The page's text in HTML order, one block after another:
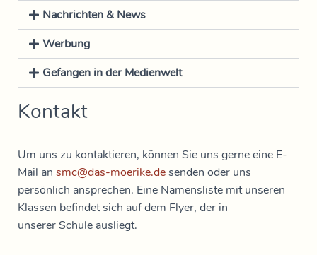
Nachrichten & News
Werbung
Gefangen in der Medienwelt
Kontakt
Um uns zu kontaktieren, können Sie uns gerne eine E-
Mail an smc@das-moerike.desenden oder uns
persönlich ansprechen. Eine Namensliste mit unseren
Klassen befindet sich auf dem Flyer, der in
unserer Schule ausliegt.